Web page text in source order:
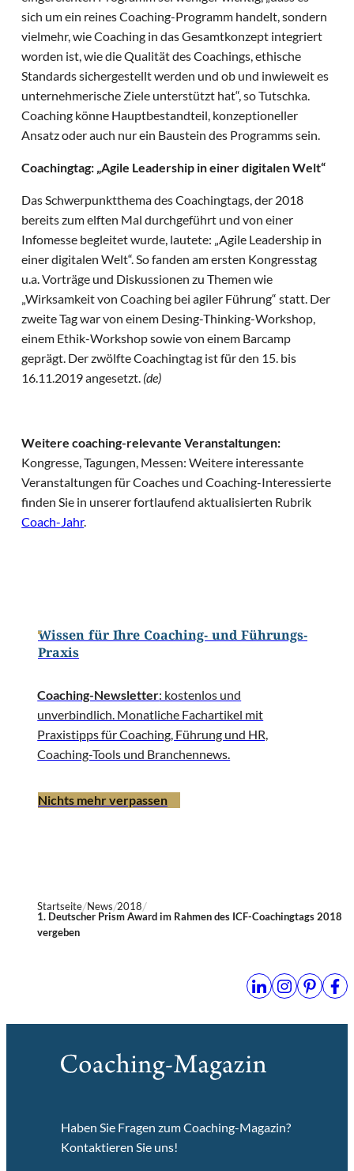
sich um ein reines Coaching-Programm handelt, sondern
vielmehr, wie Coaching in das Gesamtkonzept integriert
worden ist, wie die Qualität des Coachings, ethische
Standards sichergestellt werden und ob und inwieweit es
unternehmerische Ziele unterstützt hat“, so Tutschka.
Coaching könne Hauptbestandteil, konzeptioneller
Ansatz oder auch nur ein Baustein des Programms sein.
Coachingtag: „Agile Leadership in einer digitalen Welt“
Das Schwerpunktthema des Coachingtags, der 2018
bereits zum elften Mal durchgeführt und von einer
Infomesse begleitet wurde, lautete: „Agile Leadership in
einer digitalen Welt“. So fanden am ersten Kongresstag
u.a. Vorträge und Diskussionen zu Themen wie
„Wirksamkeit von Coaching bei agiler Führung“ statt. Der
zweite Tag war von einem Desing-Thinking-Workshop,
einem Ethik-Workshop sowie von einem Barcamp
geprägt. Der zwölfte Coachingtag ist für den 15. bis
16.11.2019 angesetzt. (de)
Weitere coaching-relevante Veranstaltungen:
Kongresse, Tagungen, Messen: Weitere interessante
Veranstaltungen für Coaches und Coaching-Interessierte
finden Sie in unserer fortlaufend aktualisierten Rubrik
Coach-Jahr.
Wissen für Ihre Coaching- und Führungs-
Praxis
Coaching-Newsletter: kostenlos und
unverbindlich. Monatliche Fachartikel mit
Praxistipps für Coaching, Führung und HR,
Coaching-Tools und Branchennews.
Nichts mehr verpassen
Startseite News 2018
1. Deutscher Prism Award im Rahmen des ICF-Coachingtags 2018
vergeben
Haben Sie Fragen zum Coaching-Magazin?
Kontaktieren Sie uns!